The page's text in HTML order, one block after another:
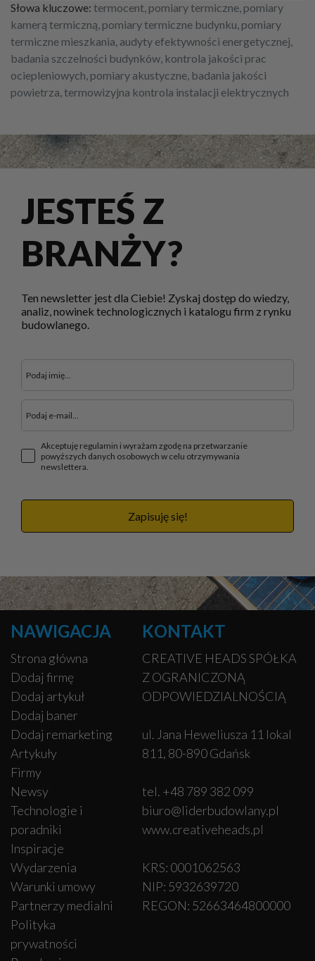
Słowa kluczowe: termocent, pomiary termiczne, pomiary
kamerą termiczną, pomiary termiczne budynku, pomiary
termiczne mieszkania, audyty efektywności energetycznej,
badania szczelności budynków, kontrola jakości prac
ociepleniowych, pomiary akustyczne, badania jakości
powietrza, termowizyjna kontrola instalacji elektrycznych
JESTEŚ Z
BRANŻY?
Ten newsletter jest dla Ciebie! Zyskaj dostęp do wiedzy,
analiz, nowinek technologicznych i katalogu firm z rynku
budowlanego.
Akceptuję regulamin i wyrażam zgodę na przetwarzanie
powyższych danych osobowych w celu otrzymywania
newslettera.
Zapisuję się!
NAWIGACJA
Strona główna
Dodaj firmę
Dodaj artykuł
Dodaj baner
Dodaj remarketing
Artykuły
Firmy
Newsy
Technologie i
poradniki
Inspiracje
Wydarzenia
Warunki umowy
Partnerzy medialni
Polityka
prywatności
KONTAKT
CREATIVE HEADS SPÓŁKA
Z OGRANICZONĄ
ODPOWIEDZIALNOŚCIĄ
ul. Jana Heweliusza 11 lokal
811, 80-890 Gdańsk
tel. +48 789 382 099
biuro@liderbudowlany.pl
www.creativeheads.pl
KRS: 0001062563
NIP: 5932639720
REGON: 52663464800000